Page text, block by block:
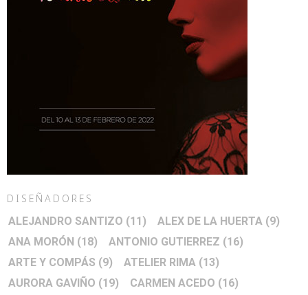
DISEÑADORES
ALEJANDRO SANTIZO (11) ALEX DE LA HUERTA (9)
ANA MORÓN (18) ANTONIO GUTIERREZ (16)
ARTE Y COMPÁS (9) ATELIER RIMA (13)
AURORA GAVIÑO (19) CARMEN ACEDO (16)